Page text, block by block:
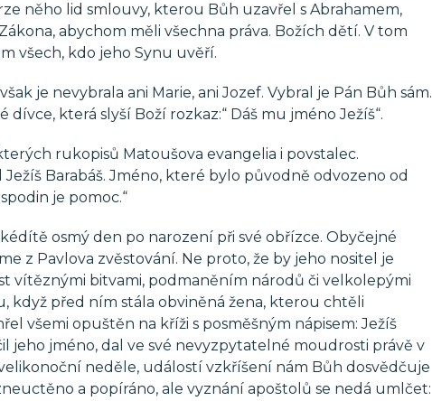
něho lid smlouvy, kterou Bůh uzavřel s Abrahamem,
abychom měli všechna práva. Božích dětí. V tom
všech, kdo jeho Synu uvěří.
je nevybrala ani Marie, ani Jozef. Vybral je Pán Bůh sám.
která slyší Boží rozkaz:“ Dáš mu jméno Ježíš“.
rukopisů Matoušova evangelia i povstalec.
Barabáš. Jméno, které bylo původně odvozeno od
je pomoc.“
osmý den po narození při své obřízce. Obyčejné
z Pavlova zvěstování. Ne proto, že by jeho nositel je
vítěznými bitvami, podmaněním národů či velkolepými
když před ním stála obviněná žena, kterou chtěli
všemi opuštěn na kříži s posměšným nápisem: Ježíš
jeho jméno, dal ve své nevyzpytatelné moudrosti právě v
neděle, událostí vzkříšení nám Bůh dosvědčuje
a popíráno, ale vyznání apoštolů se nedá umlčet: